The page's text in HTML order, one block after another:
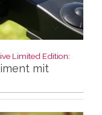
Limited Edition:
mit